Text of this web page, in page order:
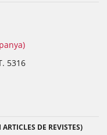
5316
DE REVISTES)